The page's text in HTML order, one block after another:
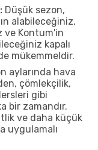
Düşük sezon,
alabileceğiniz,
ve Kontum'in
kapalı
mükemmeldir.
aylarında hava
çömlekçilik,
gibi
bir zamandır.
ve daha küçük
uygulamalı